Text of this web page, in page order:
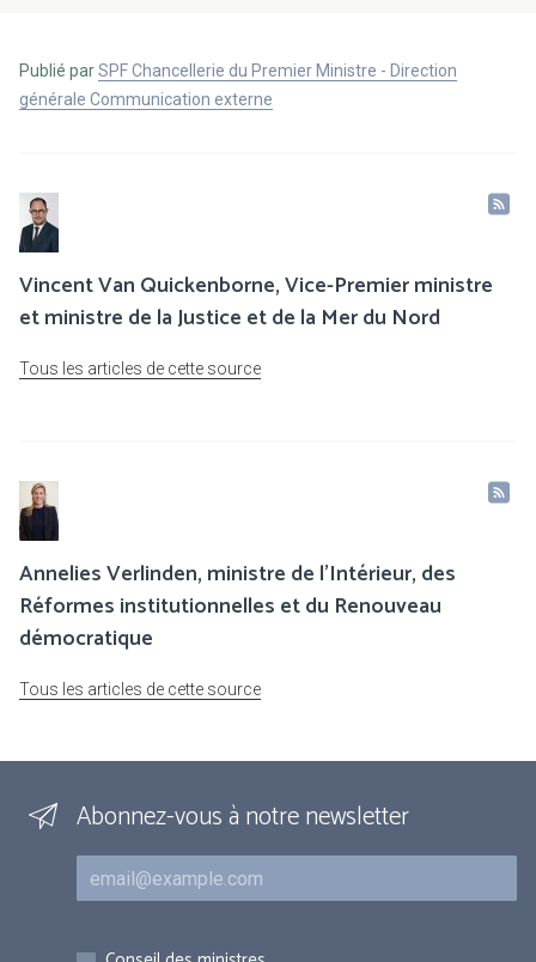
Publié parSPF Chancellerie du Premier Ministre - Direction
générale Communication externe
Vincent Van Quickenborne, Vice-Premier ministre
et ministre de la Justice et de la Mer du Nord
Tous les articles de cette source
Annelies Verlinden, ministre de l’Intérieur, des
Réformes institutionnelles et du Renouveau
démocratique
Tous les articles de cette source
Abonnez-vous à notre newsletter
Courriel
Inscriptions